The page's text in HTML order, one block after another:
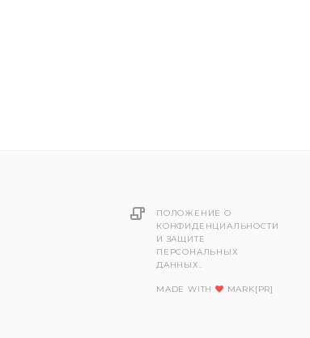
ПОЛОЖЕНИЕ О
КОНФИДЕНЦИАЛЬНОСТИ
И ЗАЩИТЕ
ПЕРСОНАЛЬНЫХ
ДАННЫХ.
MADE WITH MARK[PR]